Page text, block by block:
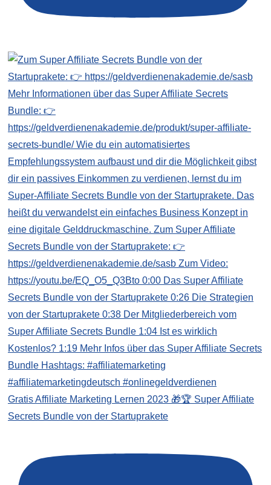
Gratis Affiliate Marketing Lernen 2023 🎁🏆 Super Affiliate
Secrets Bundle von der Startuprakete